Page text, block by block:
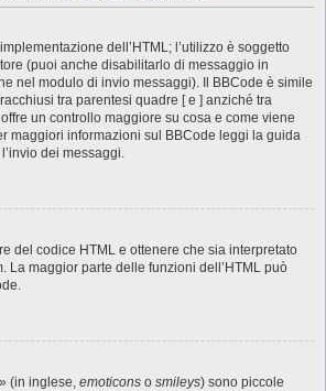
dell’HTML; l’utilizzo è soggetto
(puoi anche disabilitarlo di messaggio in
nel modulo di invio messaggi). Il BBCode è simile
tra parentesi quadre [ e ] anziché tra
un controllo maggiore su cosa e come viene
maggiori informazioni sul BBCode leggi la guida
dei messaggi.
del codice HTML e ottenere che sia interpretato
La maggior parte delle funzioni dell’HTML può
(in inglese, emoticons o smileys) sono piccole